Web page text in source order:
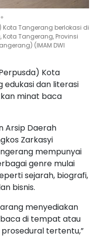
Kota Tangerang berlokasi di
Tangerang, Provinsi
(IMAM DWI
Kota
edukasi dan literasi
minat baca
Arsip Daerah
Zarkasyi
mempunyai
genre mulai
sejarah, biografi,
bisnis.
menyediakan
di tempat atau
tertentu,”